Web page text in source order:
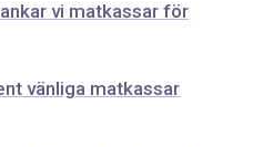
vi matkassar för
vänliga matkassar